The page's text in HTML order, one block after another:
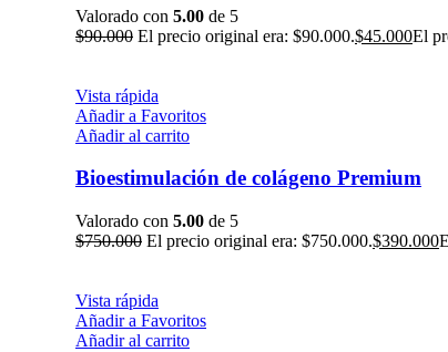
Valorado con 5.00 de 5
$90.000 El precio original era: $90.000.$45.000El
Vista rápida
Añadir a Favoritos
Añadir al carrito
Bioestimulación de colágeno Premium
Valorado con 5.00 de 5
$750.000 El precio original era: $750.000.$390.000
Vista rápida
Añadir a Favoritos
Añadir al carrito